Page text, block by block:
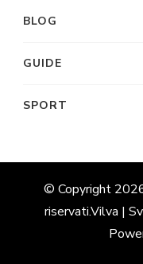
BLOG
GUIDE
SPORT
© Copyright
riservati.Vilva |